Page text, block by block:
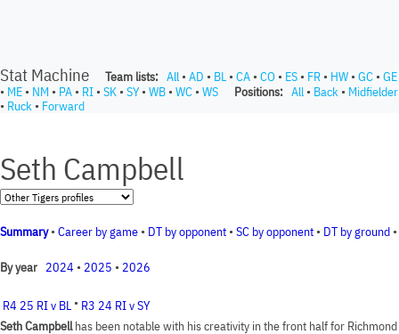
Stat Machine Team lists: All • AD • BL • CA • CO • ES • FR • HW • GC • GE
• ME • NM • PA • RI • SK • SY• WB • WC • WS Positions: All • Back • Midfielder
• Ruck • Forward